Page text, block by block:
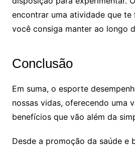
encontrar uma atividade que te
você consiga manter ao longo
Conclusão
Em suma, o esporte
nossas vidas, oferecendo uma
benefícios que vão além da
Desde a promoção da saúde e